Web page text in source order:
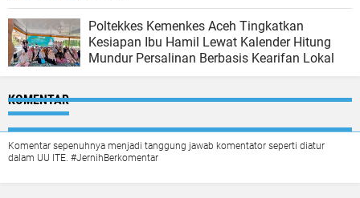
Poltekkes Kemenkes Aceh Tingkatkan
Kesiapan Ibu Hamil Lewat Kalender Hitung
Mundur Persalinan Berbasis Kearifan Lokal
KOMENTAR
Komentar sepenuhnya menjadi tanggung jawab komentator seperti diatur
dalam UU ITE. #JernihBerkomentar